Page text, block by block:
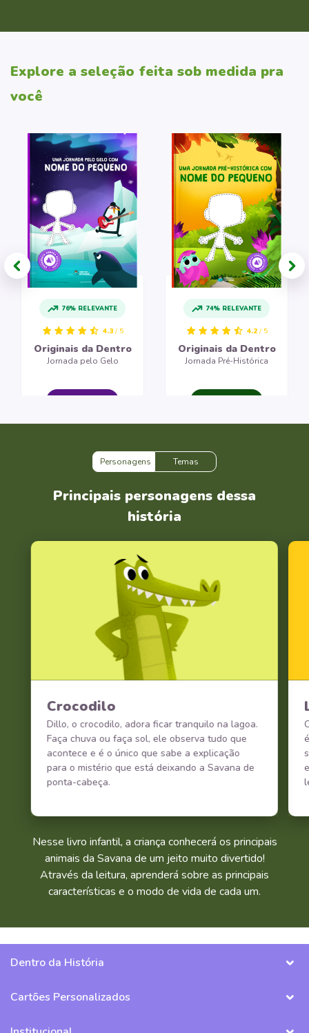
Explore a seleção feita sob medida pra
você
76% RELEVANTE
4.3 / 5
Originais da Dentro
Jornada pelo Gelo
74% RELEVANTE
4.2 / 5
Originais da Dentro
Jornada Pré-Histórica
Personagens Temas
Principais personagens dessa
história
Crocodilo
Dillo, o crocodilo, adora ficar tranquilo na lagoa.
Faça chuva ou faça sol, ele observa tudo que
acontece e é o único que sabe a explicação
para o mistério que está deixando a Savana de
ponta-cabeça.
Nesse livro infantil, a criança conhecerá os principais
animais da Savana de um jeito muito divertido!
Através da leitura, aprenderá sobre as principais
características e o modo de vida de cada um.
Dentro da História
Cartões Personalizados